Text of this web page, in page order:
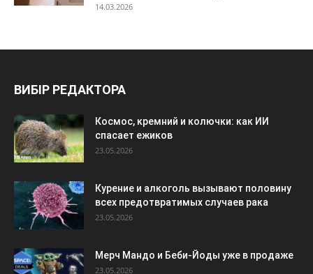
14.03.2026
ВИБІР РЕДАКТОРА
Космос, кремний и колючки: как ИИ
спасает ежиков
23.05.2026
Курение и алкоголь вызывают половину
всех предотвратимых случаев рака
23.05.2026
Мерч Мандо и Беби-Йоды уже в продаже
23.05.2026